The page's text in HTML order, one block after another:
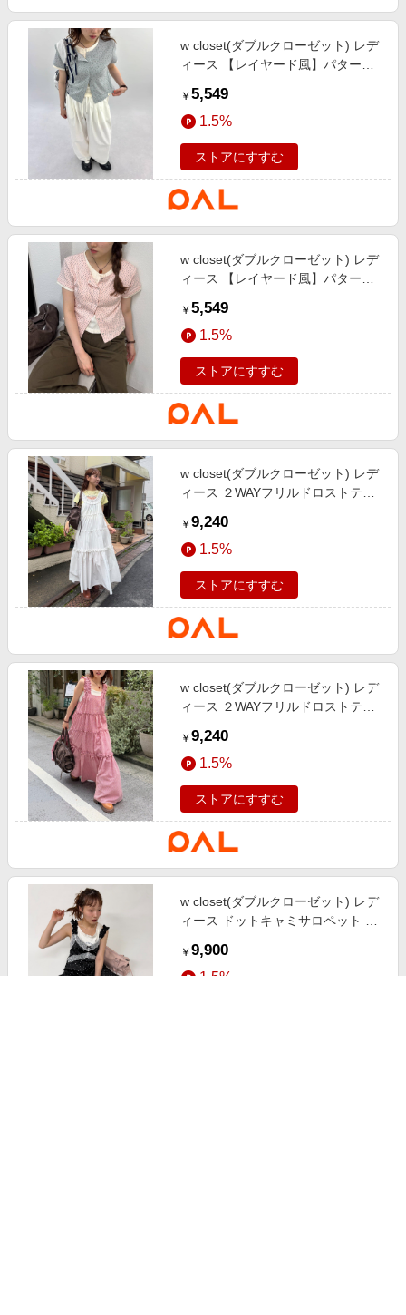
w closet(ダブルクローゼット) レデ
ィース 【レイヤード風】パターン
その他1
￥ 5,549
1.5%
ストアにすすむ
w closet(ダブルクローゼット) レデ
ィース 【レイヤード風】パターン
￥ 5,549
1.5%
ストアにすすむ
w closet(ダブルクローゼット) レデ
ィース ２WAYフリルドロストティ
￥ 9,240
1.5%
ストアにすすむ
w closet(ダブルクローゼット) レデ
ィース ２WAYフリルドロストティ
￥ 9,240
1.5%
ストアにすすむ
w closet(ダブルクローゼット) レデ
ィース ドットキャミサロペット ブ
￥ 9,900
1.5%